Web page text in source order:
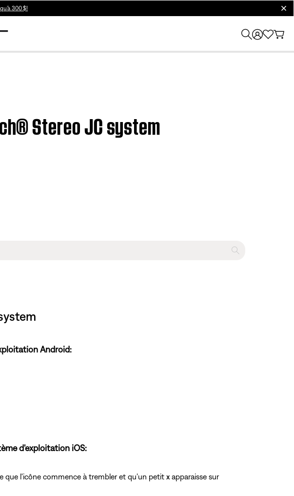
300 $!
Stereo JC system
Android:
d'exploitation iOS:
que l'icône commence à trembler et qu'un petit x apparaisse sur